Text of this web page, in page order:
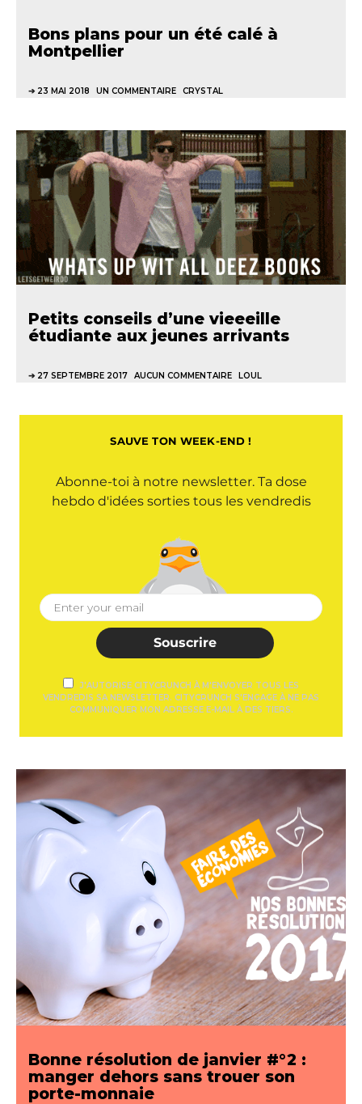
Bons plans pour un été calé à
Montpellier
23 MAI 2018 UN COMMENTAIRE CRYSTAL
Petits conseils d’une vieeeille
étudiante aux jeunes arrivants
27 SEPTEMBRE 2017 AUCUN COMMENTAIRE LOUL
SAUVE TON WEEK-END !
Abonne-toi à notre newsletter. Ta dose
hebdo d'idées sorties tous les vendredis
Souscrire
J'AUTORISE CITYCRUNCH À M'ENVOYER TOUS LES
VENDREDIS SA NEWSLETTER. CITYCRUNCH S'ENGAGE À NE PAS
COMMUNIQUER MON ADRESSE E-MAIL À DES TIERS.
Bonne résolution de janvier #°2 :
manger dehors sans trouer son
porte-monnaie